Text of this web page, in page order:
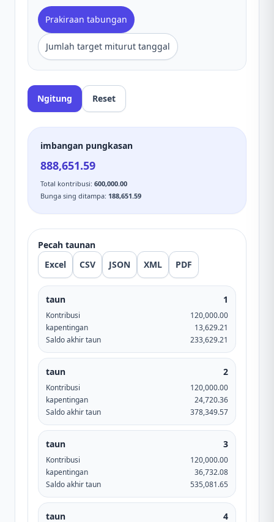
Prakiraan tabungan
Jumlah target miturut tanggal
Ngitung Reset
imbangan pungkasan
888,651.59
Total kontribusi: 600,000.00
Bunga sing ditampa: 188,651.59
Pecah taunan
Excel
CSV JSON XML PDF
taun 1
Kontribusi
120,000.00
kapentingan
13,629.21
Saldo akhir taun
233,629.21
taun 2
Kontribusi
120,000.00
kapentingan
24,720.36
Saldo akhir taun
378,349.57
taun 3
Kontribusi
120,000.00
kapentingan
36,732.08
Saldo akhir taun
535,081.65
taun 4